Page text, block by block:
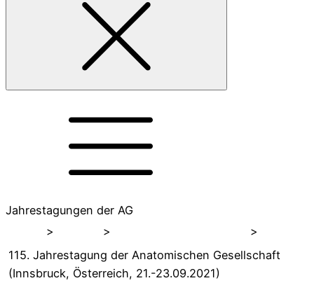
Jahrestagungen der AG
> >
>
115. Jahrestagung der Anatomischen Gesellschaft
(Innsbruck, Österreich, 21.-23.09.2021)